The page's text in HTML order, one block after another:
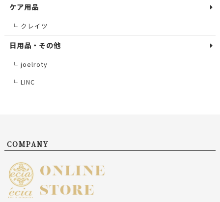
ケア用品
└ クレイツ
日用品・その他
└ joelroty
└ LINC
COMPANY